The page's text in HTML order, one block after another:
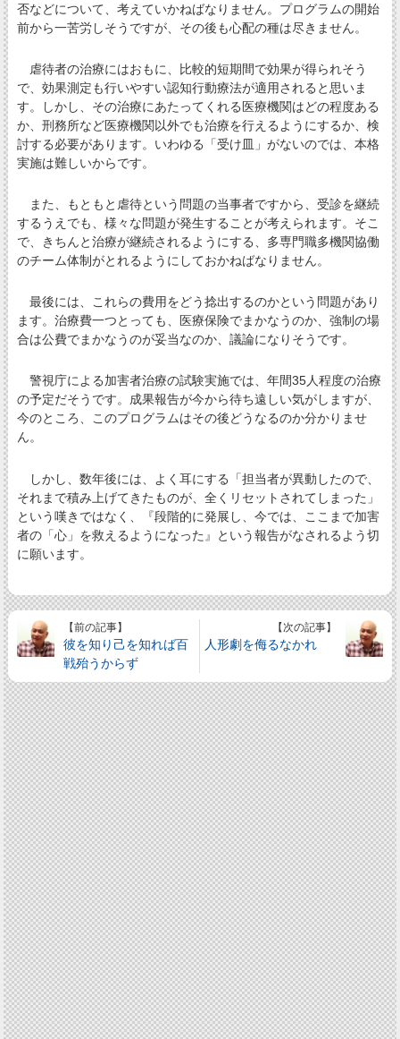
否などについて、考えていかねばなりません。プログラムの開始
前から一苦労しそうですが、その後も心配の種は尽きません。
虐待者の治療にはおもに、比較的短期間で効果が得られそう
で、効果測定も行いやすい認知行動療法が適用されると思いま
す。しかし、その治療にあたってくれる医療機関はどの程度ある
か、刑務所など医療機関以外でも治療を行えるようにするか、検
討する必要があります。いわゆる「受け皿」がないのでは、本格
実施は難しいからです。
また、もともと虐待という問題の当事者ですから、受診を継続
するうえでも、様々な問題が発生することが考えられます。そこ
で、きちんと治療が継続されるようにする、多専門職多機関協働
のチーム体制がとれるようにしておかねばなりません。
最後には、これらの費用をどう捻出するのかという問題があり
ます。治療費一つとっても、医療保険でまかなうのか、強制の場
合は公費でまかなうのが妥当なのか、議論になりそうです。
警視庁による加害者治療の試験実施では、年間35人程度の治療
の予定だそうです。成果報告が今から待ち遠しい気がしますが、
今のところ、このプログラムはその後どうなるのか分かりませ
ん。
しかし、数年後には、よく耳にする「担当者が異動したので、
それまで積み上げてきたものが、全くリセットされてしまった」
という嘆きではなく、『段階的に発展し、今では、ここまで加害
者の「心」を救えるようになった』という報告がなされるよう切
に願います。
【前の記事】
彼を知り己を知れば百
戦殆うからず
【次の記事】
人形劇を侮るなかれ